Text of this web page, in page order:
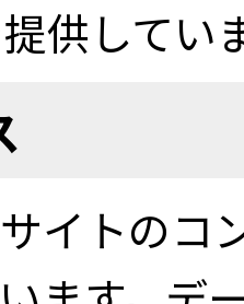
供してい
イトのコ